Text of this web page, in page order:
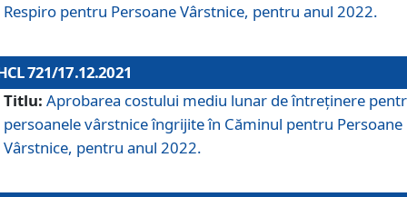
Respiro pentru Persoane Vârstnice, pentru anul 2022.
721/17.12.2021
Titlu: Aprobarea costului mediu lunar de întreţinere
persoanele vârstnice îngrijite în Căminul pentru Persoane
Vârstnice, pentru anul 2022.